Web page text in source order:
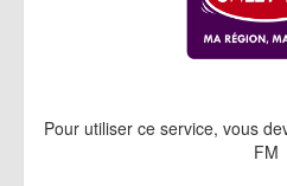
Pour utiliser ce service, vous
FM